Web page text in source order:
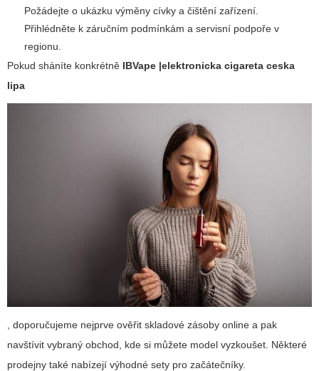
Požádejte o ukázku výměny cívky a čištění zařízení.
Přihlédněte k záručním podmínkám a servisní podpoře v
regionu.
Pokud sháníte konkrétně IBVape |elektronicka cigareta ceska
lipa
, doporučujeme nejprve ověřit skladové zásoby online a pak
navštívit vybraný obchod, kde si můžete model vyzkoušet. Některé
prodejny také nabízejí výhodné sety pro začátečníky.